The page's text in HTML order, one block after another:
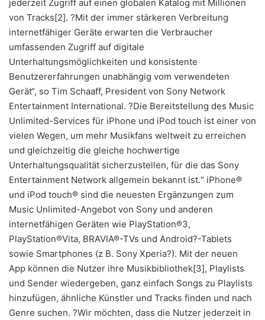
jederzeit Zugriff auf einen globalen Katalog mit Millionen
von Tracks[2]. ?Mit der immer stärkeren Verbreitung
internetfähiger Geräte erwarten die Verbraucher
umfassenden Zugriff auf digitale
Unterhaltungsmöglichkeiten und konsistente
Benutzererfahrungen unabhängig vom verwendeten
Gerät“, so Tim Schaaff, President von Sony Network
Entertainment International. ?Die Bereitstellung des Music
Unlimited-Services für iPhone und iPod touch ist einer von
vielen Wegen, um mehr Musikfans weltweit zu erreichen
und gleichzeitig die gleiche hochwertige
Unterhaltungsqualität sicherzustellen, für die das Sony
Entertainment Network allgemein bekannt ist.“ iPhone®
und iPod touch® sind die neuesten Ergänzungen zum
Music Unlimited-Angebot von Sony und anderen
internetfähigen Geräten wie PlayStation®3,
PlayStation®Vita, BRAVIA®-TVs und Android?-Tablets
sowie Smartphones (z B. Sony Xperia?). Mit der neuen
App können die Nutzer ihre Musikbibliothek[3], Playlists
und Sender wiedergeben, ganz einfach Songs zu Playlists
hinzufügen, ähnliche Künstler und Tracks finden und nach
Genre suchen. ?Wir möchten, dass die Nutzer jederzeit in